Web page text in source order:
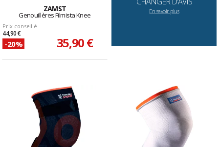
ZAMST
Genouillères Filmista Knee
Prix conseillé
44,90 €
-20% 35,90 €
En savoir plus